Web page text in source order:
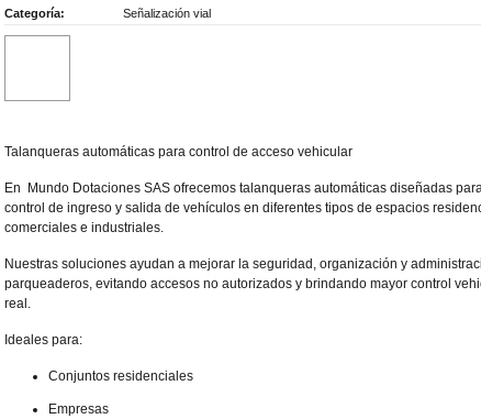
Categoría: Señalización vial
Talanqueras automáticas para control de acceso vehicular
En
Mundo Dotaciones SAS ofrecemos talanqueras automáticas diseñadas
control de ingreso y salida de vehículos en diferentes tipos de espacios
comerciales e industriales.
Nuestras soluciones ayudan a mejorar la seguridad, organización y
parqueaderos, evitando accesos no autorizados y brindando mayor control
real.
Ideales para:
Conjuntos residenciales
Empresas